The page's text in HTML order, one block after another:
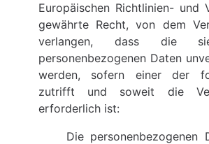
Europäischen Richtlinien- und
gewährte Recht, von dem
verlangen, dass die
personenbezogenen Daten
werden, sofern einer der
zutrifft und soweit die
erforderlich ist:
Die personenbezogenen